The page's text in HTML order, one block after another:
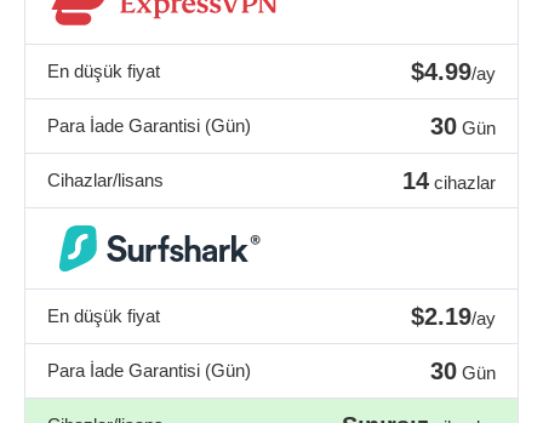
En düşük fiyat $4.99/ay
Para İade Garantisi (Gün) 30 Gün
Cihazlar/lisans 14 cihazlar
En düşük fiyat $2.19/ay
Para İade Garantisi (Gün) 30 Gün